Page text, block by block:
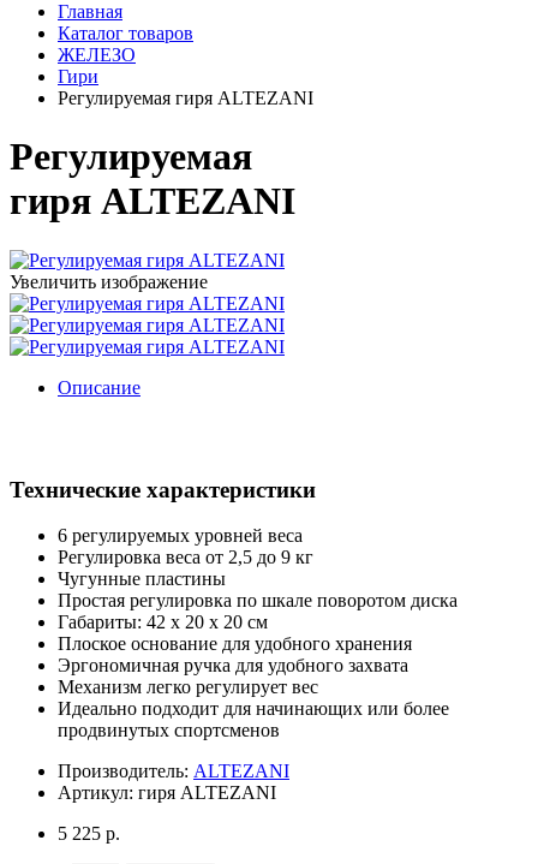
Главная
Каталог товаров
ЖЕЛЕЗО
Гири
Регулируемая гиря ALTEZANI
Регулируемая
гиря ALTEZANI
Увеличить изображение
Описание
Технические характеристики
6 регулируемых уровней веса
Регулировка веса от 2,5 до 9 кг
Чугунные пластины
Простая регулировка по шкале поворотом диска
Габариты: 42 х 20 х 20 см
Плоское основание для удобного хранения
Эргономичная ручка для удобного захвата
Механизм легко регулирует вес
Идеально подходит для начинающих или более
продвинутых спортсменов
Производитель: ALTEZANI
Артикул: гиря ALTEZANI
5 225 р.